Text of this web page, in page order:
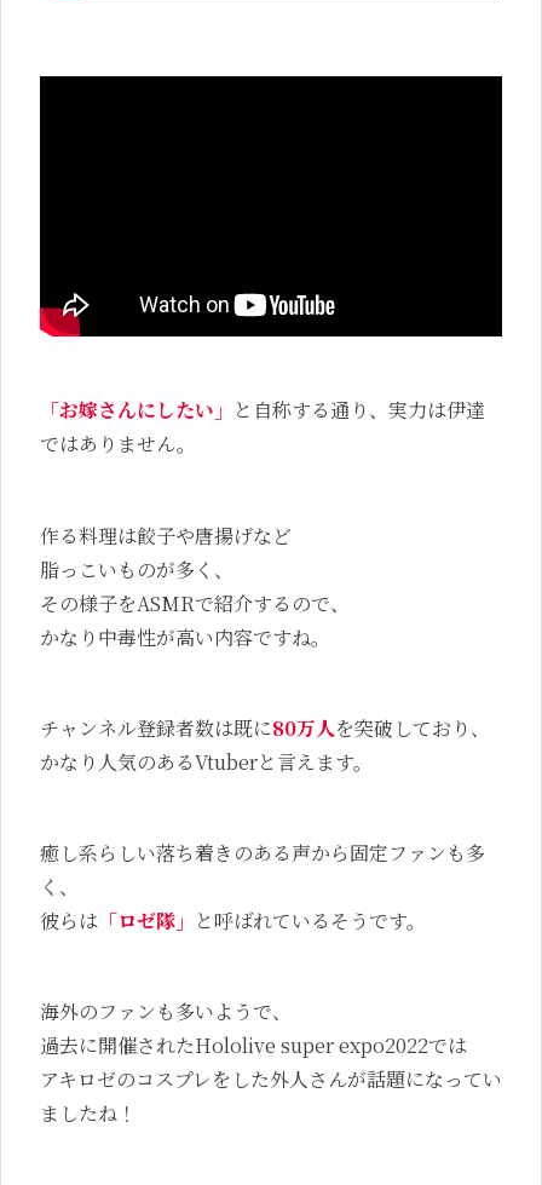
「お嫁さんにしたい」 と自称する通り、実力は伊達
ではありません。
作る料理は餃子や唐揚げなど
脂っこいものが多く、
その様子をASMRで紹介するので、
かなり中毒性が高い内容ですね。
チャンネル登録者数は既に80万人を突破しており、
かなり人気のあるVtuberと言えます。
癒し系らしい落ち着きのある声から固定ファンも多
く、
彼らは 「ロゼ隊」 と呼ばれているそうです。
海外のファンも多いようで、
過去に開催されたHololive super expo2022では
アキロゼのコスプレをした外人さんが話題になってい
ましたね！